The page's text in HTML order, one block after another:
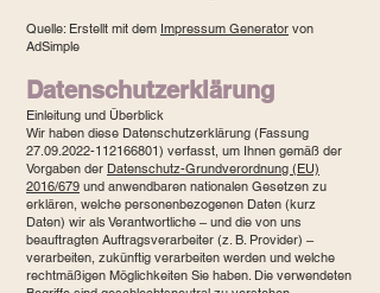
Quelle: Erstellt mit dem Impressum Generator von
AdSimple
Datenschutzerklärung
Einleitung und Überblick
Wir haben diese Datenschutzerklärung (Fassung
27.09.2022-112166801) verfasst, um Ihnen gemäß der
Vorgaben der Datenschutz-Grundverordnung (EU)
2016/679 und anwendbaren nationalen Gesetzen zu
erklären, welche personenbezogenen Daten (kurz
Daten) wir als Verantwortliche – und die von uns
beauftragten Auftragsverarbeiter (z. B. Provider) –
verarbeiten, zukünftig verarbeiten werden und welche
rechtmäßigen Möglichkeiten Sie haben. Die verwendeten